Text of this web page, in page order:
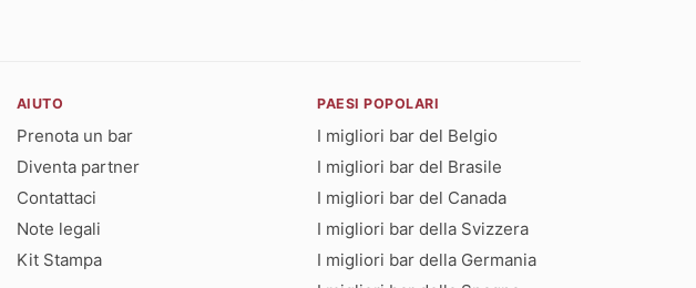
AIUTO
Prenota un bar
Diventa partner
Contattaci
Note legali
Kit Stampa
PAESI POPOLARI
I migliori bar del Belgio
I migliori bar del Brasile
I migliori bar del Canada
I migliori bar della Svizzera
I migliori bar della Germania